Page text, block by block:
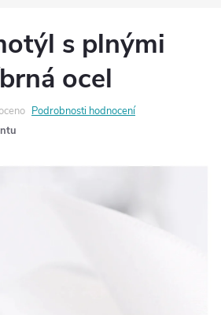
s plnými
ocel
Podrobnosti hodnocení